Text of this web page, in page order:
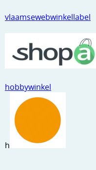
Ribbelaar
Speciaal papier
Stempels en zo
Template, mask,
Wat nog, een creatief
vlaamsewebwinkellabel
hobbywinkel
h